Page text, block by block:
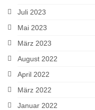
Juli 2023
Mai 2023
März 2023
August 2022
April 2022
März 2022
Januar 2022